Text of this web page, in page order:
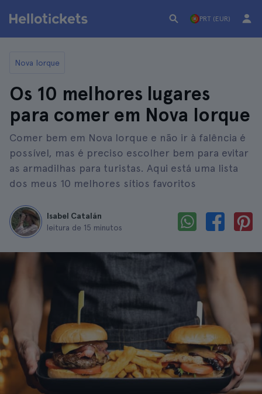
PRT (EUR)
Nova Iorque
Os 10 melhores lugares
para comer em Nova Iorque
Comer bem em Nova Iorque e não ir à falência é
possível, mas é preciso escolher bem para evitar
as armadilhas para turistas. Aqui está uma lista
dos meus 10 melhores sítios favoritos
Isabel Catalán
leitura de 15 minutos